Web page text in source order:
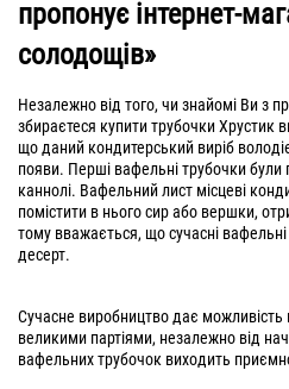
пропонує інтернет-
солодощів»
Незалежно від того, чи знайомі Ви з
збираєтеся купити трубочки Хрустик
що даний кондитерський виріб
появи. Перші вафельні трубочки були
каннолі. Вафельний лист місцеві
помістити в нього сир або вершки,
тому вважається, що сучасні
десерт.
Сучасне виробництво дає можливість
великими партіями, незалежно від
вафельних трубочок виходить